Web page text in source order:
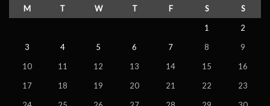
M T W T F S
S
1
2
3
4 5 6 7 8
9
10
11 12 13 14 15
16
17
18 19 20 21 22
23